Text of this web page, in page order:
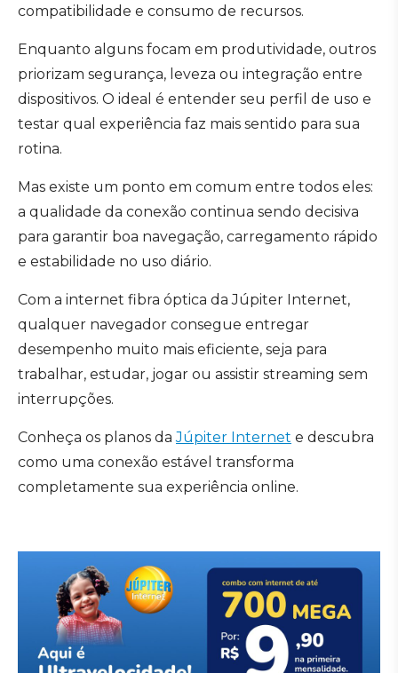
compatibilidade e consumo de recursos.
Enquanto alguns focam em produtividade, outros
priorizam segurança, leveza ou integração entre
dispositivos. O ideal é entender seu perfil de uso e
testar qual experiência faz mais sentido para sua
rotina.
Mas existe um ponto em comum entre todos eles:
a qualidade da conexão continua sendo decisiva
para garantir boa navegação, carregamento rápido
e estabilidade no uso diário.
Com a internet fibra óptica da Júpiter Internet,
qualquer navegador consegue entregar
desempenho muito mais eficiente, seja para
trabalhar, estudar, jogar ou assistir streaming sem
interrupções.
Conheça os planos daJúpiter Internet e descubra
como uma conexão estável transforma
completamente sua experiência online.